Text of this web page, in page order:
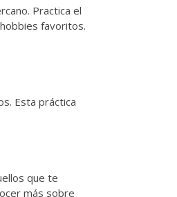
Practica el
favoritos.
Esta práctica
que te
más sobre